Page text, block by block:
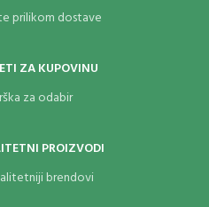
prilikom dostave
ZA KUPOVINU
za odabir
PROIZVODI
brendovi